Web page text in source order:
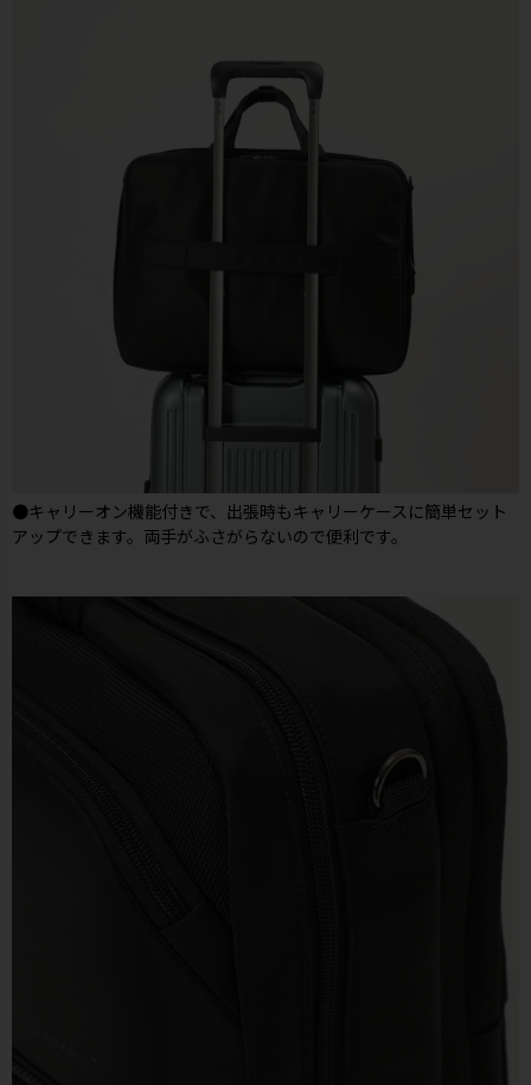
●キャリーオン機能付きで、出張時もキャリーケースに簡単セット
アップできます。両手がふさがらないので便利です。